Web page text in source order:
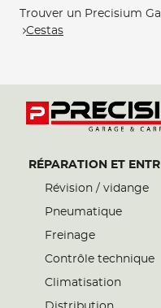
Trouver un Precisium
Cestas
RÉPARATION ET
Révision / vidange
Pneumatique
Freinage
Contrôle technique
Climatisation